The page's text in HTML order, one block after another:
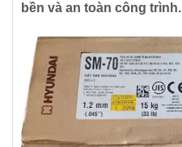
bền và an toàn công trình.